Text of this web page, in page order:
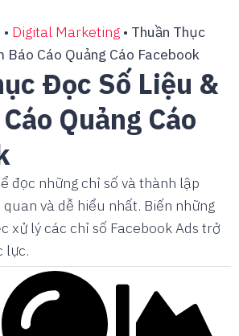
• Digital Marketing • Thuần Thục
Báo Cáo Quảng Cáo Facebook
Đọc Số Liệu &
Quảng Cáo
đọc những chỉ số và thành lập
và dễ hiểu nhất. Biến những
xử lý các chỉ số Facebook Ads trở
lực.